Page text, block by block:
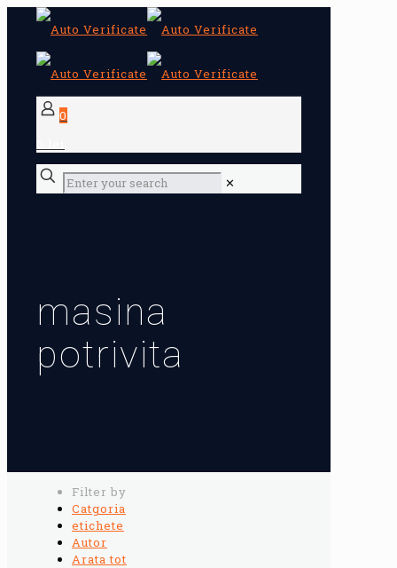
0
✕
masina
potrivita
Filter by
Catgoria
etichete
Autor
Arata tot